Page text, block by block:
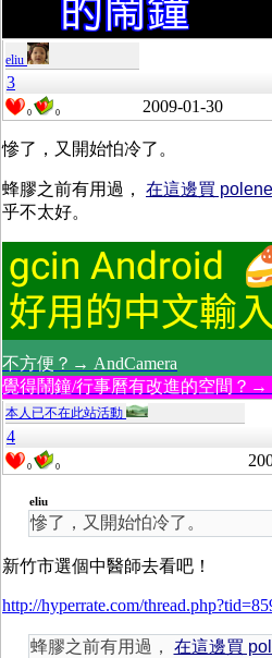
eliu
3
0 0 2009-01-30
慘了，又開始怕冷了。
蜂膠之前有用過， 在這邊買
乎不太好。
不方便？→ AndCamera
覺得鬧鐘/行事曆有改進的空間？→
本人已不在此站活動
4
0 0
eliu
慘了，又開始怕冷了。
新竹市選個中醫師去看吧！
http://hyperrate.com/
蜂膠之前有用過， 在這邊買